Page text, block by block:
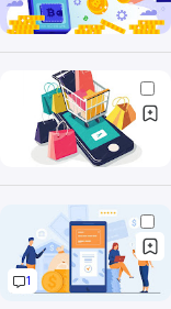
Contact
Privacy Policy
Disclaimer
1